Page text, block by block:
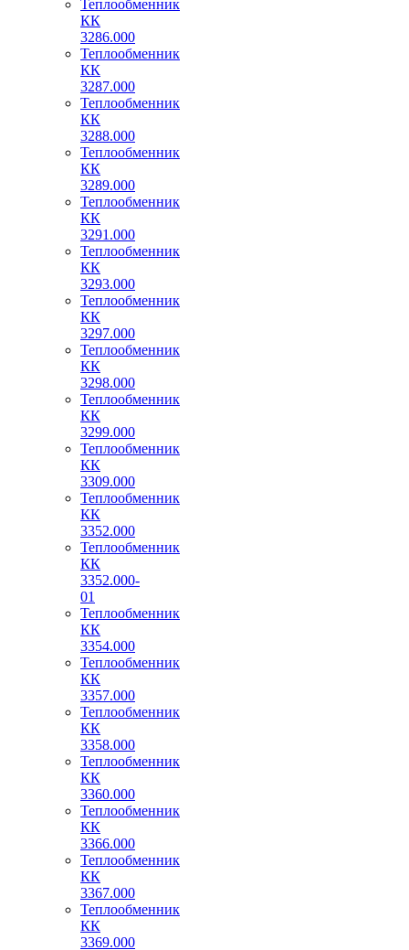
Теплообменник
КК
3286.000
Теплообменник
КК
3287.000
Теплообменник
КК
3288.000
Теплообменник
КК
3289.000
Теплообменник
КК
3291.000
Теплообменник
КК
3293.000
Теплообменник
КК
3297.000
Теплообменник
КК
3298.000
Теплообменник
КК
3299.000
Теплообменник
КК
3309.000
Теплообменник
КК
3352.000
Теплообменник
КК
3352.000-
01
Теплообменник
КК
3354.000
Теплообменник
КК
3357.000
Теплообменник
КК
3358.000
Теплообменник
КК
3360.000
Теплообменник
КК
3366.000
Теплообменник
КК
3367.000
Теплообменник
КК
3369.000